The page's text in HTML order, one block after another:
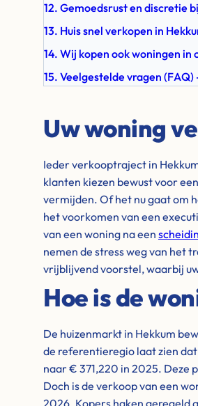
12. Gemoedsrust en discretie
13. Huis snel verkopen in
14. Wij kopen ook woningen
15. Veelgestelde vragen
Uw woning
Ieder verkooptraject in
klanten kiezen bewust voor
vermijden. Of het nu gaat om
het voorkomen van een
van een woning na een
nemen de stress weg van het
vrijblijvend voorstel, waarbij
Hoe is de
De huizenmarkt in Hekkum
de referentieregio laat zien dat
naar € 371,220 in 2025. Deze
Doch is de verkoop van een
2026. Kopers haken geregeld